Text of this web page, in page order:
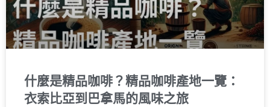
什麼是精品咖啡？精品咖啡產地一覽：
衣索比亞到巴拿馬的風味之旅